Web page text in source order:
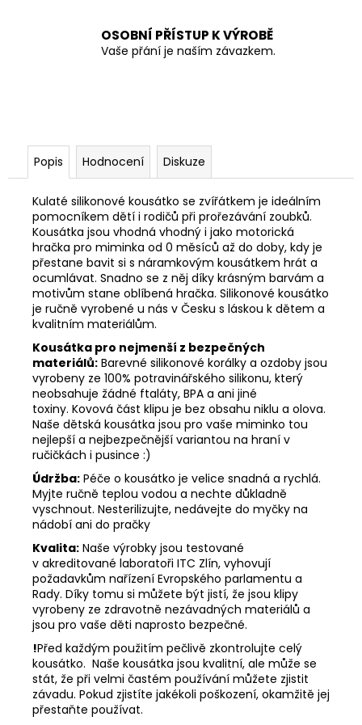
OSOBNÍ PŘÍSTUP K VÝROBĚ
Vaše přání je naším závazkem.
Popis Hodnocení Diskuze
Kulaté silikonové kousátko se zvířátkem je ideálním
pomocníkem dětí i rodičů při prořezávání zoubků.
Kousátka jsou vhodná vhodný i jako motorická
hračka pro miminka od 0 měsíců až do doby, kdy je
přestane bavit si s náramkovým kousátkem hrát a
ocumlávat. Snadno se z něj díky krásným barvám a
motivům stane oblíbená hračka. Silikonové kousátko
je ručně vyrobené u nás v Česku s láskou k dětem a
kvalitním materiálům.
Kousátka pro nejmenší z bezpečných
materiálů: Barevné silikonové korálky a ozdoby jsou
vyrobeny ze 100% potravinářského silikonu, který
neobsahuje žádné ftaláty, BPA a ani jiné
toxiny. Kovová část klipu je bez obsahu niklu a olova.
Naše dětská kousátka jsou pro vaše miminko tou
nejlepší a nejbezpečnější variantou na hraní v
ručičkách i pusince :)
Údržba: Péče o kousátko je velice snadná a rychlá.
Myjte ručně teplou vodou a nechte důkladně
vyschnout. Nesterilizujte, nedávejte do myčky na
nádobí ani do pračky
Kvalita: Naše výrobky jsou testované
v akreditované laboratoři ITC Zlín, vyhovují
požadavkům nařízení Evropského parlamentu a
Rady. Díky tomu si můžete být jistí, že jsou klipy
vyrobeny ze zdravotně nezávadných materiálů a
jsou pro vaše děti naprosto bezpečné.
!Před každým použitím pečlivě zkontrolujte celý
kousátko. Naše kousátka jsou kvalitní, ale může se
stát, že při velmi častém používání můžete zjistit
závadu. Pokud zjistíte jakékoli poškození, okamžitě jej
přestaňte používat.